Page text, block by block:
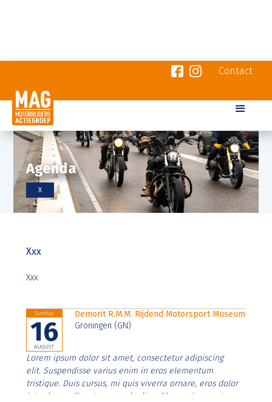
Contact
Agenda
X
Xxx
Xxx
Sunday
16
AUGUST
Demorit R.M.M. Rijdend Motorsport Museum
Groningen (GN)
Lorem ipsum dolor sit amet, consectetur adipiscing
elit. Suspendisse varius enim in eros elementum
tristique. Duis cursus, mi quis viverra ornare, eros dolor
interdum nulla, ut commodo diam libero vitae erat.